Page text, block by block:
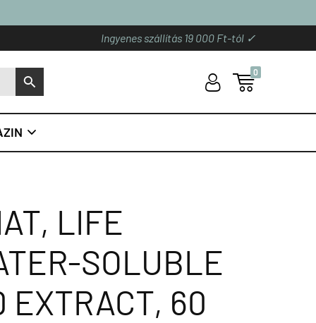
Ingyenes szállítás 19 000 Ft-tól ✓
S U 
0

LIFE
SOLUBLE
EXTRACT, 60